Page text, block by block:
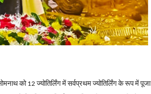
को12ज्योतिर्लिंग में सर्वप्रथम ज्योतिर्लिंग के रूप में पूजा